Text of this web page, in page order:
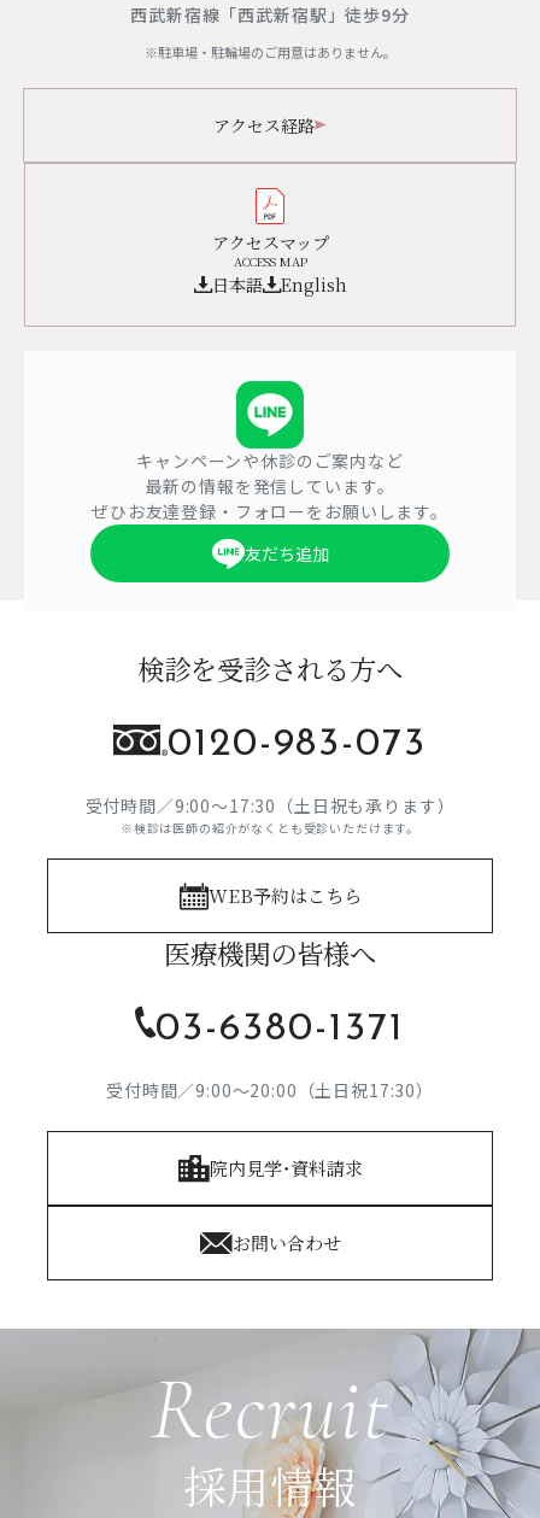
妊娠中または妊娠の可能性のある方は検査を受けられないことがあります。
○全身がん検査／DWIBS検査（ドゥイブス）
・基本的に、自費（保険適用外）での受診となります。詳しい費用に関して
は医療機関へご確認ください。
除細動器）、人工内耳、脳脊髄刺激電極、磁石式人工肛門、取り外せないタ
イプの入れ歯、可変圧バルブシャントチューブなどの金属がある方は、検査
・MRI装置による検診を受ける場合は、脳動脈クリップ、体内金属、インプ
ラントを埋入している方は検診を受けられない可能性があります。詳しくは
・強い磁場の影響で、人によってはめまいなどの不快感が生じる場合があり
・検査を中断した場合、充分な画像を描出できない可能性があります。
・必ずしも疾患を発見・診断できるとは限りません。
○乳房DWIBSによる検査
・基本的に、自費（保険適用外）での受診となります。詳しい費用に関して
は医療機関へご確認ください。
・大きな入れ墨のある方、取り外せない補聴器をしている、インプラントや
・MRI装置による検診を受ける場合、脳動脈クリップ、体内金属、インプラ
ントを埋入している方は検診を受けられない可能性があります。詳しくは医
・妊娠している可能性のある方、または妊娠中で14週未満の方、閉所恐怖症
などで狭いところに入れない方、長時間同じ姿勢が保てない方、お体が大き
・必ずしも疾患を発見・診断できるとは限りません。
○膝検診
・基本的に、自費（保険適用外）での受診となります。詳しい費用に関して
は医療機関へご確認ください。
・MRI装置による検診を受ける場合、脳動脈クリップ、体内金属、インプラ
ントを埋入している方は検診を受けられない可能性があります。詳しくは医
・カラーコンタクト、補聴器、入れ歯、ウィッグを着用したままの場合、詳
細な画像を描出できない可能性ややけどの危険性があります。必ず事前に申
・心臓ペースメーカーの入っている方、妊娠中（またはその可能性がある）
の方は検査を受けられません。
・必ずしも疾患を発見・診断できるとは限りません。
・コンピューターを駆使してデータ処理と画像の再構成を行ない、断層写真
・治療内容によっては保険診療となることもありますが、基本的には自費
（保険適用外）での診療となり、保険診療よりも高額になります。詳細は医
・検査中はできるだけ体を動かさないようにする必要があります。
・ペースメーカーを使われている方、体内に取り外せない金属類がある方、
妊娠中または妊娠の可能性のある方は検査を受けられないことがあります。
・検査の受診経緯・目的・コース・オプションなどによって、保険診療にな
るか自費診療（保険適用外）になるか異なります。自費診療になる場合は、
西武新宿線「西武新宿駅」徒歩9分
※駐車場・駐輪場のご用意はありません。
アクセス経路
アクセスマップ
ACCESS MAP
日本語 English
キャンペーンや休診のご案内など
最新の情報を発信しています。
ぜひお友達登録・フォローをお願いします。
友だち追加
検診を受診される方へ
0120-983-073
受付時間／9:00～17:30（土日祝も承ります）
※検診は医師の紹介がなくとも受診いただけます。
WEB予約はこちら
医療機関の皆様へ
03-6380-1371
受付時間／9:00～20:00（土日祝17:30）
院内見学・資料請求
お問い合わせ
Recruit
採用情報